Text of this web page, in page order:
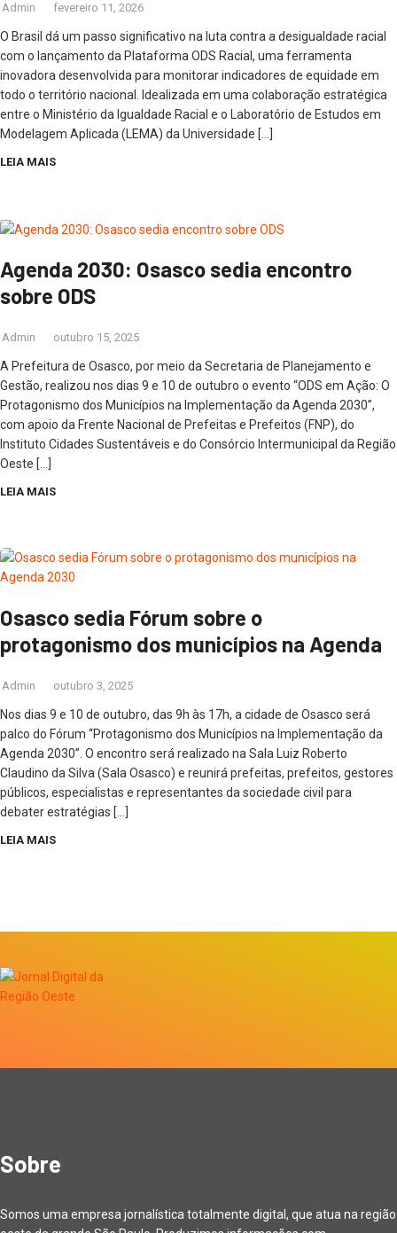
Admin fevereiro 11, 2026
O Brasil dá um passo significativo na luta contra a desigualdade racial
com o lançamento da Plataforma ODS Racial, uma ferramenta
inovadora desenvolvida para monitorar indicadores de equidade em
todo o território nacional. Idealizada em uma colaboração estratégica
entre o Ministério da Igualdade Racial e o Laboratório de Estudos em
Modelagem Aplicada (LEMA) da Universidade […]
LEIA MAIS
Agenda 2030: Osasco sedia encontro
sobre ODS
Admin outubro 15, 2025
A Prefeitura de Osasco, por meio da Secretaria de Planejamento e
Gestão, realizou nos dias 9 e 10 de outubro o evento “ODS em Ação: O
Protagonismo dos Municípios na Implementação da Agenda 2030”,
com apoio da Frente Nacional de Prefeitas e Prefeitos (FNP), do
Instituto Cidades Sustentáveis e do Consórcio Intermunicipal da Região
Oeste […]
LEIA MAIS
Osasco sedia Fórum sobre o
protagonismo dos municípios na Agenda
Admin outubro 3, 2025
Nos dias 9 e 10 de outubro, das 9h às 17h, a cidade de Osasco será
palco do Fórum “Protagonismo dos Municípios na Implementação da
Agenda 2030”. O encontro será realizado na Sala Luiz Roberto
Claudino da Silva (Sala Osasco) e reunirá prefeitas, prefeitos, gestores
públicos, especialistas e representantes da sociedade civil para
debater estratégias […]
LEIA MAIS
Sobre
Somos uma empresa jornalística totalmente digital, que atua na região